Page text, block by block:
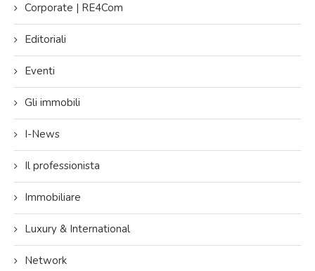
Corporate | RE4Com
Editoriali
Eventi
Gli immobili
I-News
Il professionista
Immobiliare
Luxury & International
Network